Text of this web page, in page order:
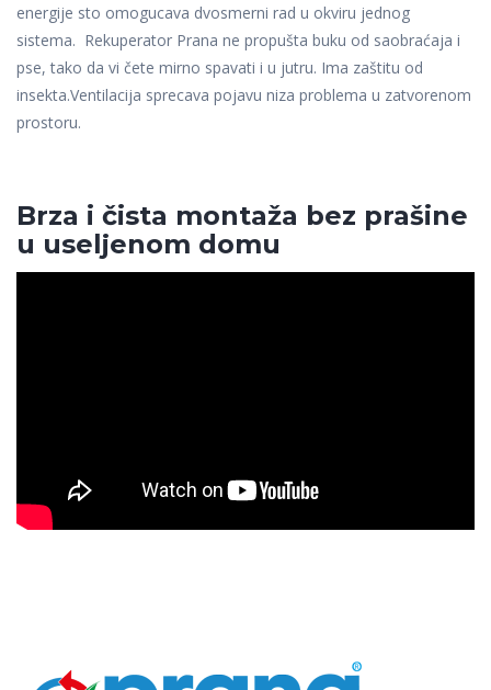
energije sto omogucava dvosmerni rad u okviru jednog
sistema. Rekuperator Prana ne propušta buku od saobraćaja i
pse, tako da vi čete mirno spavati i u jutru. Ima zaštitu od
insekta.Ventilacija sprecava pojavu niza problema u zatvorenom
prostoru.
Brza i čista montaža bez prašine
u useljenom domu